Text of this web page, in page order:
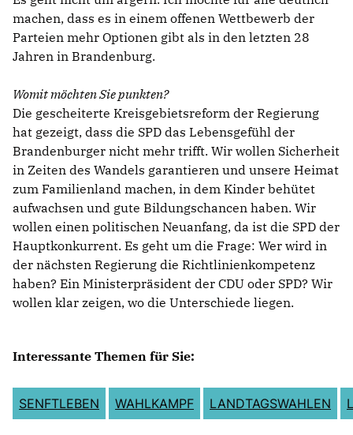
machen, dass es in einem offenen Wettbewerb der
Parteien mehr Optionen gibt als in den letzten 28
Jahren in Brandenburg.
Womit möchten Sie punkten?
Die gescheiterte Kreisgebietsreform der Regierung
hat gezeigt, dass die SPD das Lebensgefühl der
Brandenburger nicht mehr trifft. Wir wollen Sicherheit
in Zeiten des Wandels garantieren und unsere Heimat
zum Familienland machen, in dem Kinder behütet
aufwachsen und gute Bildungschancen haben. Wir
wollen einen politischen Neuanfang, da ist die SPD der
Hauptkonkurrent. Es geht um die Frage: Wer wird in
der nächsten Regierung die Richtlinienkompetenz
haben? Ein Ministerpräsident der CDU oder SPD? Wir
wollen klar zeigen, wo die Unterschiede liegen.
Interessante Themen für Sie:
SENFTLEBEN WAHLKAMPF LANDTAGSWAHLEN